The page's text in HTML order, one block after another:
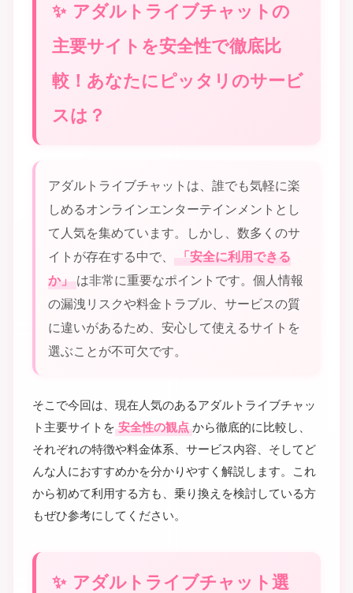
アダルトライブチャットの
主要サイトを安全性で徹底比
較！あなたにピッタリのサービ
スは？
アダルトライブチャットは、誰でも気軽に楽
しめるオンラインエンターテインメントとし
て人気を集めています。しかし、数多くのサ
イトが存在する中で、
「安全に利用できる
か」 は非常に重要なポイントです。個人情報
の漏洩リスクや料金トラブル、サービスの質
に違いがあるため、安心して使えるサイトを
選ぶことが不可欠です。
そこで今回は、現在人気のあるアダルトライブチャッ
ト主要サイトを 安全性の観点 から徹底的に比較し、
それぞれの特徴や料金体系、サービス内容、そしてど
んな人におすすめかを分かりやすく解説します。これ
から初めて利用する方も、乗り換えを検討している方
もぜひ参考にしてください。
アダルトライブチャット選